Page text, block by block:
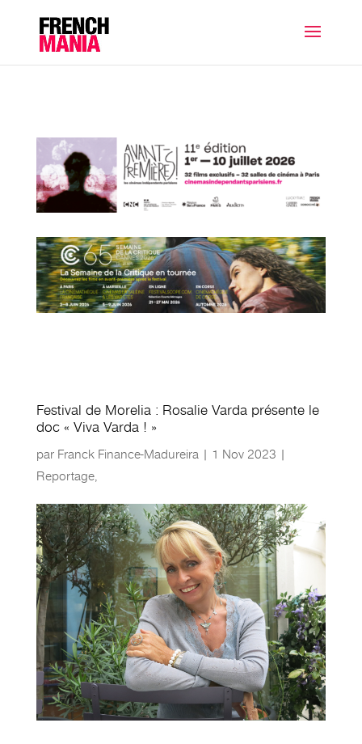
Festival de Morelia : Rosalie Varda présente le
doc « Viva Varda ! »
par Franck Finance-Madureira| 1 Nov 2023 |
Reportage,